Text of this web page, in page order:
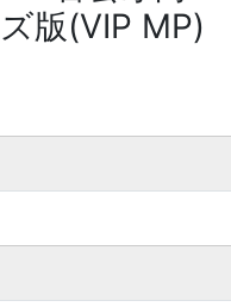
版(VIP MP)